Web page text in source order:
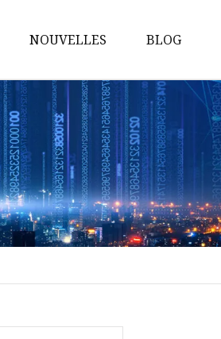
en bois
bois
en bois
LED
NOUVELLES BLOG